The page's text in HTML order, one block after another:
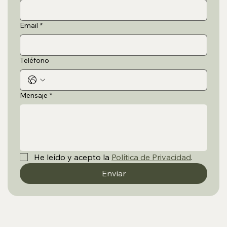
Email *
Teléfono
Mensaje *
He leído y acepto la Política de Privacidad.
Enviar